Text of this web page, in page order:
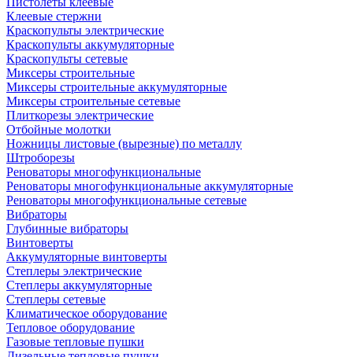
Клеевые стержни
Краскопульты электрические
Краскопульты аккумуляторные
Краскопульты сетевые
Миксеры строительные
Миксеры строительные аккумуляторные
Миксеры строительные сетевые
Плиткорезы электрические
Отбойные молотки
Ножницы листовые (вырезные) по металлу
Штроборезы
Реноваторы многофункциональные
Реноваторы многофункциональные аккумуляторные
Реноваторы многофункциональные сетевые
Вибраторы
Глубинные вибраторы
Винтоверты
Аккумуляторные винтоверты
Степлеры электрические
Степлеры аккумуляторные
Степлеры сетевые
Климатическое оборудование
Тепловое оборудование
Газовые тепловые пушки